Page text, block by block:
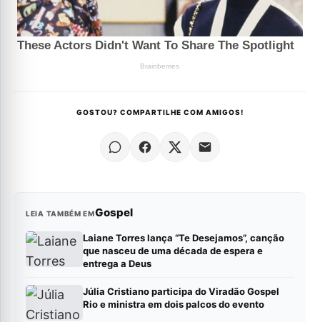
GOSTOU? COMPARTILHE COM AMIGOS!
LEIA TAMBÉM EMGospel
Laiane Torres lança “Te Desejamos”, canção
que nasceu de uma década de espera e
entrega a Deus
Júlia Cristiano participa do Viradão Gospel
Rio e ministra em dois palcos do evento